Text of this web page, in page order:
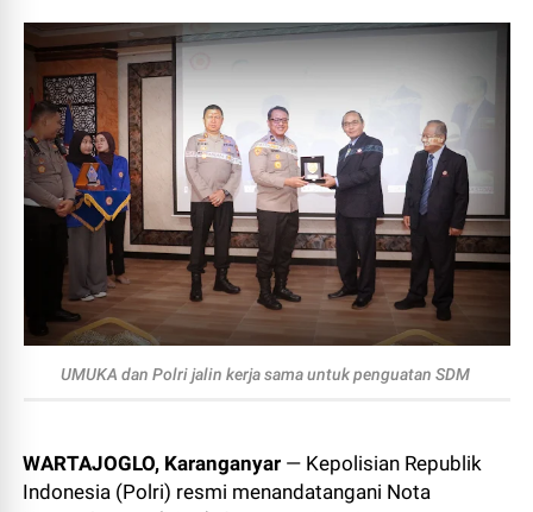
UMUKA dan Polri jalin kerja sama untuk penguatan SDM
WARTAJOGLO, Karanganyar — Kepolisian Republik
Indonesia (Polri) resmi menandatangani Nota